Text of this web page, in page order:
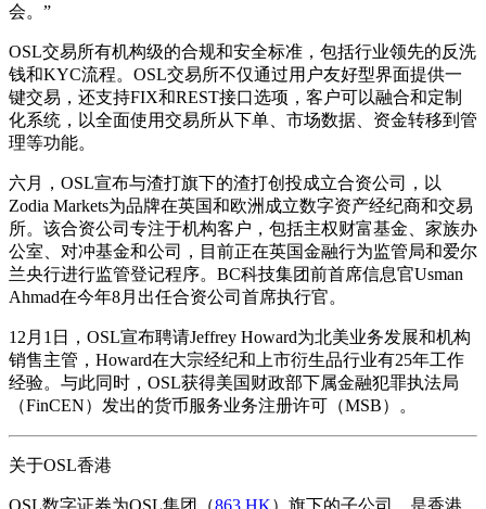
会。”
OSL交易所有机构级的合规和安全标准，包括行业领先的反洗
钱和KYC流程。OSL交易所不仅通过用户友好型界面提供一
键交易，还支持FIX和REST接口选项，客户可以融合和定制
化系统，以全面使用交易所从下单、市场数据、资金转移到管
理等功能。
六月，OSL宣布与渣打旗下的渣打创投成立合资公司，以
Zodia Markets为品牌在英国和欧洲成立数字资产经纪商和交易
所。该合资公司专注于机构客户，包括主权财富基金、家族办
公室、对冲基金和公司，目前正在英国金融行为监管局和爱尔
兰央行进行监管登记程序。BC科技集团前首席信息官Usman
Ahmad在今年8月出任合资公司首席执行官。
12月1日，OSL宣布聘请Jeffrey Howard为北美业务发展和机构
销售主管，Howard在大宗经纪和上市衍生品行业有25年工作
经验。与此同时，OSL获得美国财政部下属金融犯罪执法局
（FinCEN）发出的货币服务业务注册许可（MSB）。
关于OSL香港
OSL数字证券为OSL集团（863.HK）旗下的子公司，是香港